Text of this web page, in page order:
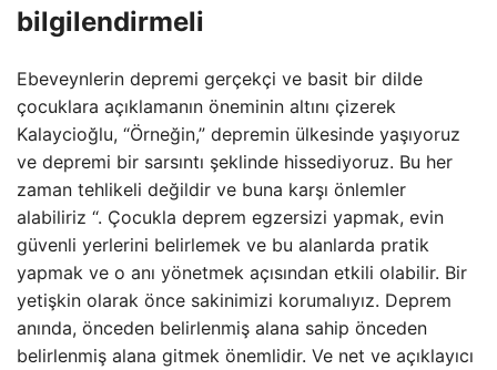
bilgilendirmeli
Ebeveynlerin depremi gerçekçi ve basit bir dilde
çocuklara açıklamanın öneminin altını çizerek
Kalaycioğlu, “Örneğin,” depremin ülkesinde yaşıyoruz
ve depremi bir sarsıntı şeklinde hissediyoruz. Bu her
zaman tehlikeli değildir ve buna karşı önlemler
alabiliriz “. Çocukla deprem egzersizi yapmak, evin
güvenli yerlerini belirlemek ve bu alanlarda pratik
yapmak ve o anı yönetmek açısından etkili olabilir. Bir
yetişkin olarak önce sakinimizi korumalıyız. Deprem
anında, önceden belirlenmiş alana sahip önceden
belirlenmiş alana gitmek önemlidir. Ve net ve açıklayıcı